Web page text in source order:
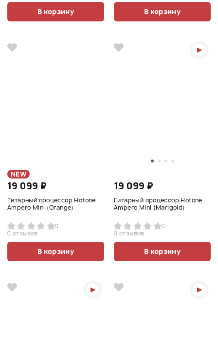
В корзину В корзину
NEW
19 099 ₽
Гитарный процессор Hotone
Ampero Mini (Orange)
0
0 отзывов
В корзину
19 099 ₽
Гитарный процессор Hotone
Ampero Mini (Marigold)
0
0 отзывов
В корзину